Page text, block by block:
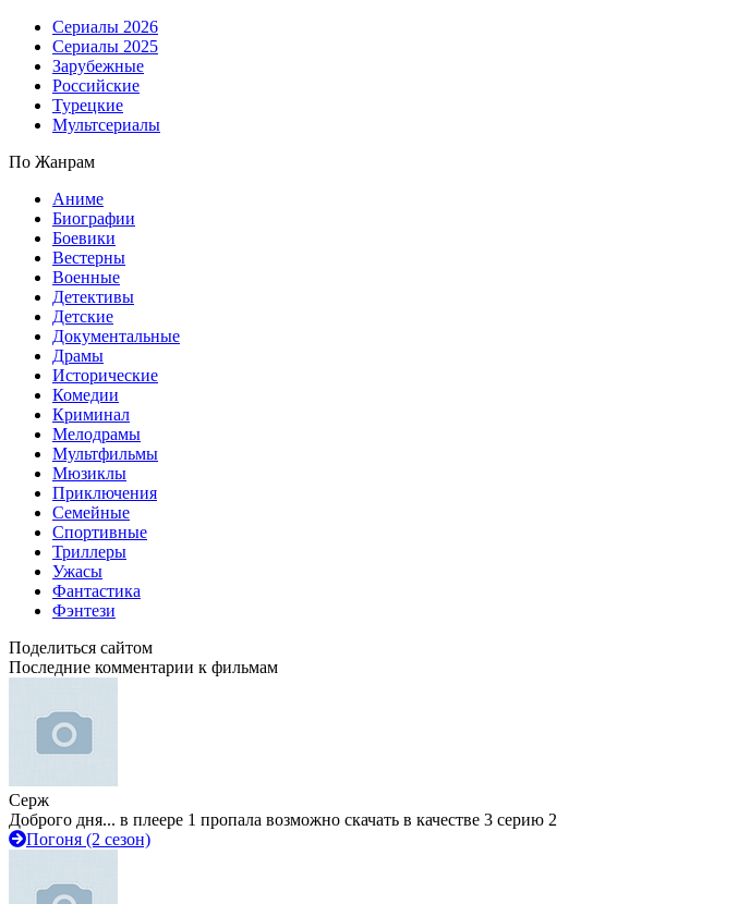
Сериалы 2026
Сериалы 2025
Зарубежные
Российские
Турецкие
Мультсериалы
По Жанрам
Аниме
Биографии
Боевики
Вестерны
Военные
Детективы
Детские
Документальные
Драмы
Исторические
Комедии
Криминал
Мелодрамы
Мультфильмы
Мюзиклы
Приключения
Семейные
Спортивные
Триллеры
Ужасы
Фантастика
Фэнтези
Поделиться сайтом
Последние комментарии к фильмам
Серж
Доброго дня... в плеере 1 пропала возможно скачать в качестве 3 серию 2
Погоня (2 сезон)